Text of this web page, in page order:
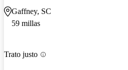
Gaffney, SC
59 millas
Trato justo